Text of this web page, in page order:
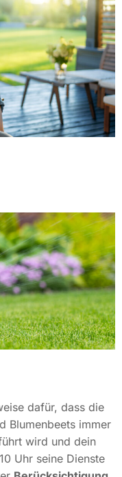
dafür, dass die
Blumenbeets immer
wird und dein
Uhr seine Dienste